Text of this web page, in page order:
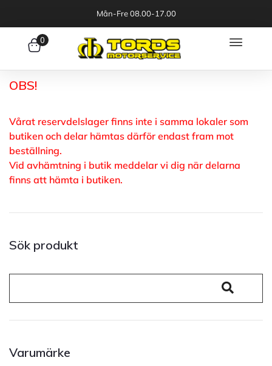
Mån-Fre 08.00-17.00
0
OBS!
Vårat reservdelslager finns inte i samma lokaler som
butiken och delar hämtas därför endast fram mot
beställning.
Vid avhämtning i butik meddelar vi dig när delarna
finns att hämta i butiken.
Sök produkt
Varumärke